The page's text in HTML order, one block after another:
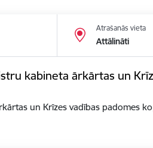
Atrašanās vieta
Attālināti
kabineta ārkārtas un
un Krīzes vadības padomes